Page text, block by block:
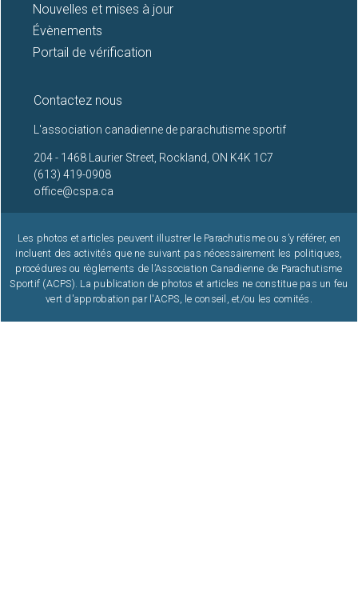
Nouvelles et mises à jour
Évènements
Portail de vérification
Contactez nous
L'association canadienne de parachutisme sportif
204 - 1468 Laurier Street, Rockland, ON K4K 1C7
(613) 419-0908
office@cspa.ca
Les photos et articles peuvent illustrer le Parachutisme ou s’y référer, en
incluent des activités que ne suivant pas nécessairement les politiques,
procédures ou règlements de l’Association Canadienne de Parachutisme
Sportif (ACPS). La publication de photos et articles ne constitue pas un feu
vert d'approbation par l'ACPS, le conseil, et/ou les comités.